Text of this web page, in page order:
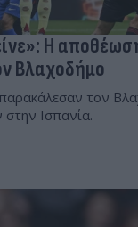
Η
Βλαχοδήμο
τον
στην Ισπανία.